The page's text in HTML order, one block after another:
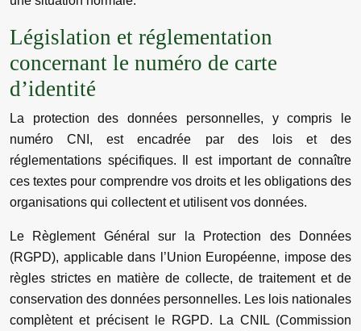
Législation et réglementation
concernant le numéro de carte
d’identité
La protection des données personnelles, y compris le
numéro CNI, est encadrée par des lois et des
réglementations spécifiques. Il est important de connaître
ces textes pour comprendre vos droits et les obligations des
organisations qui collectent et utilisent vos données.
Le Règlement Général sur la Protection des Données
(RGPD), applicable dans l’Union Européenne, impose des
règles strictes en matière de collecte, de traitement et de
conservation des données personnelles. Les lois nationales
complètent et précisent le RGPD. La CNIL (Commission